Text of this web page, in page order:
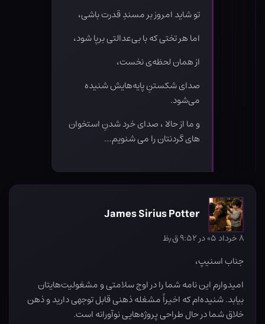
تو شاید امروز بر مسندِ قدرت باشی،
اما هر تختی که با بی‌عدالتی برپا شود،
از همان لحظه‌ی نخست،
صدای شکستنِ پایه‌هایش شنیده
می‌شود.
و ما از حالا ، صدای خرد شدنِ استخوان
های گردنتان را می شنویم…
James Sirius Potter
۸ خرداد ۰۵ در ۹:۵۲ ق٫ظ
جناب اسنیپ،
امیدوارم این نامه شما را در اوج سلامتی و مشغولیت‌هایتان
بیابد. شنیده‌ام که اخیراً مشغله ذهنی قابل توجهی دارید و ذهن
خلاق شما در حال طراحی پروژه‌هایی نوآورانه است.